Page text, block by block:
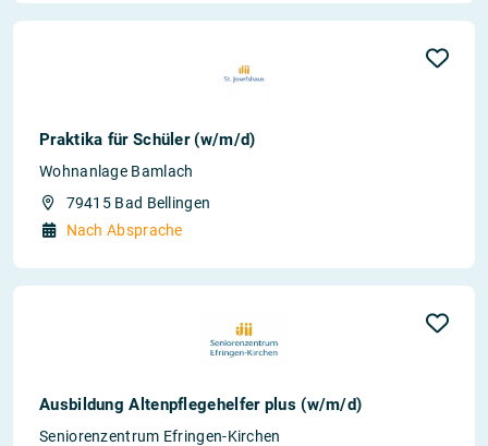
Praktika für Schüler (w/m/d)
Wohnanlage Bamlach
79415 Bad Bellingen
Nach Absprache
Ausbildung Altenpflegehelfer plus (w/m/d)
Seniorenzentrum Efringen-Kirchen